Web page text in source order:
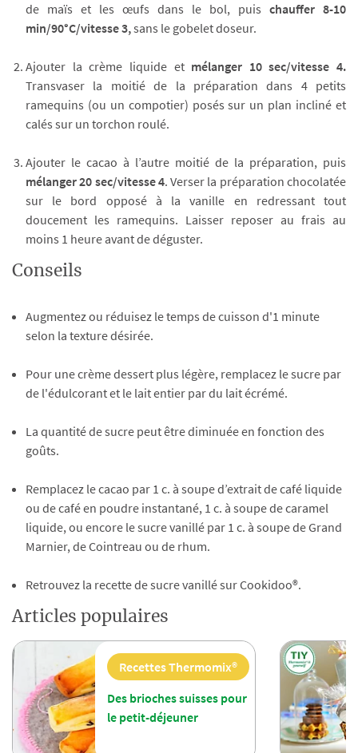
de maïs et les œufs dans le bol, puis chauffer 8-10
min/90°C/vitesse 3,sans le gobelet doseur.
Ajouter la crème liquide et mélanger 10 sec/vitesse 4.
Transvaser la moitié de la préparation dans 4 petits
ramequins (ou un compotier) posés sur un plan incliné et
calés sur un torchon roulé.
Ajouter le cacao à l’autre moitié de la préparation, puis
mélanger 20 sec/vitesse 4. Verser la préparation chocolatée
sur le bord opposé à la vanille en redressant tout
doucement les ramequins. Laisser reposer au frais au
moins 1 heure avant de déguster.
Conseils
Augmentez ou réduisez le temps de cuisson d'1 minute
selon la texture désirée.
Pour une crème dessert plus légère, remplacez le sucre par
de l'édulcorant et le lait entier par du lait écrémé.
La quantité de sucre peut être diminuée en fonction des
goûts.
Remplacez le cacao par 1 c. à soupe d’extrait de café liquide
ou de café en poudre instantané, 1 c. à soupe de caramel
liquide, ou encore le sucre vanillé par 1 c. à soupe de Grand
Marnier, de Cointreau ou de rhum.
Retrouvez la recette de sucre vanillé sur Cookidoo®.
Articles populaires
Recettes Thermomix®
Des brioches suisses pour
le petit-déjeuner